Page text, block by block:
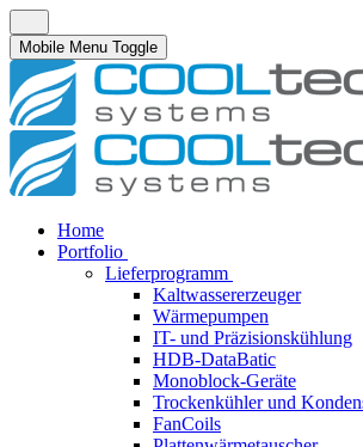
Mobile Menu Toggle
Home
Portfolio
Lieferprogramm
Kaltwassererzeuger
Wärmepumpen
IT- und Präzisionskühlung
HDB-DataBatic
Monoblock-Geräte
Trockenkühler und
FanCoils